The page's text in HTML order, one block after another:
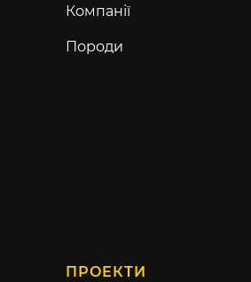
Компанії
Породи
ПРОЕКТИ